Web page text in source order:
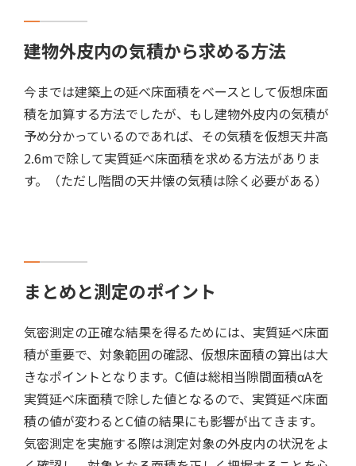
建物外皮内の気積から求める方法
今までは建築上の延べ床面積をベースとして仮想床面
積を加算する方法でしたが、もし建物外皮内の気積が
予め分かっているのであれば、その気積を仮想天井高
2.6mで除して実質延べ床面積を求める方法がありま
す。（ただし階間の天井懐の気積は除く必要がある）
まとめと測定のポイント
気密測定の正確な結果を得るためには、実質延べ床面
積が重要で、対象範囲の確認、仮想床面積の算出は大
きなポイントとなります。C値は総相当隙間面積αAを
実質延べ床面積で除した値となるので、実質延べ床面
積の値が変わるとC値の結果にも影響が出てきます。
気密測定を実施する際は測定対象の外皮内の状況をよ